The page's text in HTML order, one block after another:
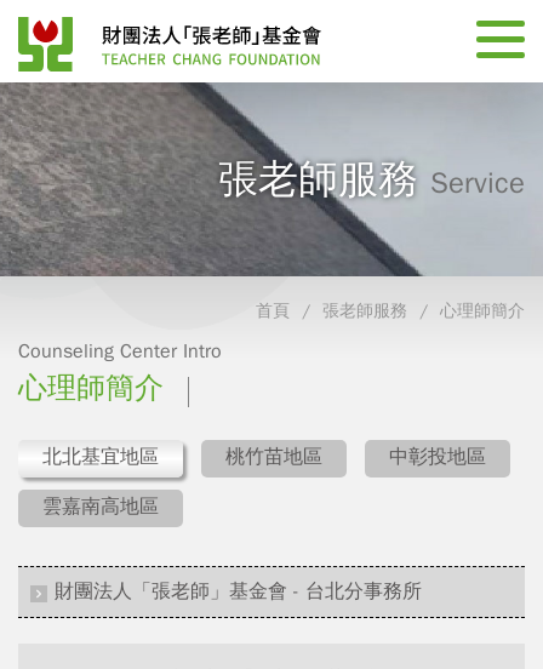
張老師服務 Service
首頁 張老師服務 心理師簡介
Counseling Center Intro
心理師簡介
北北基宜地區 桃竹苗地區 中彰投地區
雲嘉南高地區
財團法人「張老師」基金會 - 台北分事務所